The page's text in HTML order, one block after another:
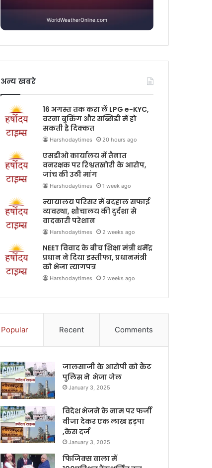
WorldWeatherOnline.com
अन्य खबरे
16 अगस्त तक करा लें LPG e-KYC,
वरना बुकिंग और सब्सिडी में हो
सकती है दिक्कत
Harshodaytimes 20 hours ago
एसडीओ कार्यालय में तैनात
वनरक्षक पर रिश्वतखोरी के आरोप,
जांच की उठी मांग
Harshodaytimes 1 week ago
न्यायालय परिसर में बदहाल सफाई
व्यवस्था, शौचालय की दुर्दशा से
वादकारी परेशान
Harshodaytimes 2 weeks ago
NEET विवाद के बीच शिक्षा मंत्री धर्मेंद्र
प्रधान ने दिया इस्तीफा, प्रधानमंत्री
को भेजा त्यागपत्र
Harshodaytimes 2 weeks ago
Popular Recent Comments
जालसाजी के आरोपी को कैंट
पुलिस ने भेजा जेल
January 3, 2025
विदेश भेजने के नाम पर फर्जी
वीजा देकर एक लाख हड़पा
,केस दर्ज
January 3, 2025
फिजिक्स वाला में